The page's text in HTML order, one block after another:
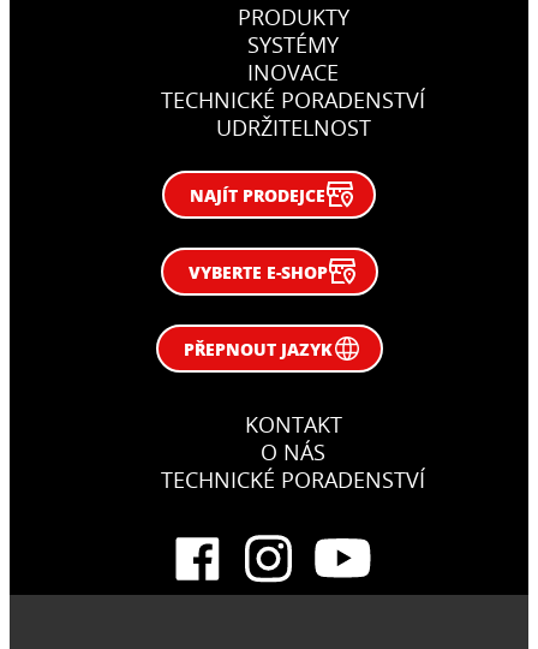
PRODUKTY
SYSTÉMY
INOVACE
TECHNICKÉ PORADENSTVÍ
UDRŽITELNOST
NAJÍT PRODEJCE
VYBERTE E-SHOP
PŘEPNOUT JAZYK
KONTAKT
O NÁS
TECHNICKÉ PORADENSTVÍ